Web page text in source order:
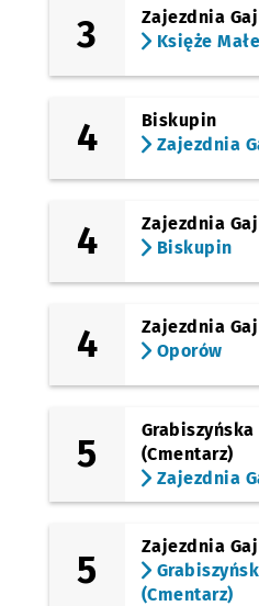
3
Zajezdnia Gaj
Księże Małe
4
Biskupin
Zajezdnia
4
Zajezdnia Gaj
Biskupin
4
Zajezdnia Gaj
Oporów
5
Grabiszyńska
(Cmentarz)
Zajezdnia
5
Zajezdnia Gaj
(Cmentarz)